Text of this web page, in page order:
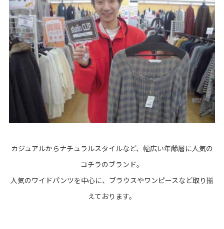
カジュアルからナチュラルスタイルなど、幅広い年齢層に人気の
コチラのブランド。
人気のワイドパンツを中心に、ブラウスやワンピースなど取り揃
えております。